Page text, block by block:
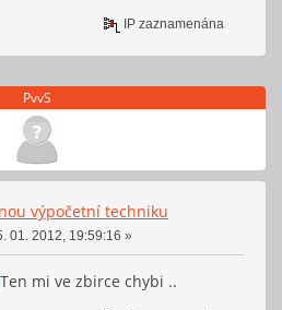
IP zaznamenána
PvvS
výpočetní techniku
01. 2012, 19:59:16 »
Ten mi ve zbirce chybi ..